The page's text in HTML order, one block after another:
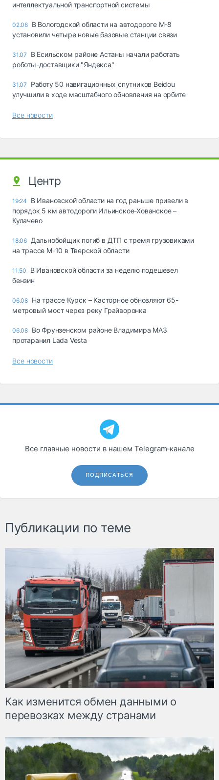
интеллектуальной транспортной системы
02.08 В Вологодской области на автодороге М-8
установили четыре новые базовые станции связи
31.07
В Есильском районе Астаны начали работать
роботы-доставщики "Яндекса"
31.07
Работу 50 навигационных спутников Beidou
улучшили в ходе масштабного обновления на орбите
Все новости
Центр
19:24
В Ивановской области на год раньше привели в
порядок 5 км автодороги Ильинское-Хованское –
Кулачево
18:06 Дальнобойщик погиб в ДТП с тремя грузовиками
на трассе М-10 в Тверской области
11:50
В Ивановской области за неделю подешевел
бензин
06.08 На трассе Курск – Касторное обновляют 65-
метровый мост через реку Грайворонка
06.08 Во Фрунзенском районе Владимира МАЗ
протаранил Lada Vesta
Все новости
Все главные новости в нашем Telegram‑канале
ПОДПИСАТЬСЯ
Публикации по теме
Как изменится обмен данными о
перевозках между странами